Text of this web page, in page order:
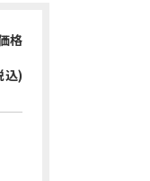
格
込)